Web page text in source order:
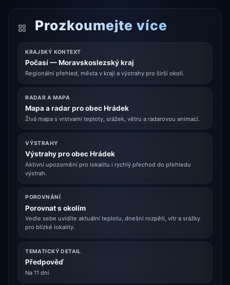
Prozkoumejte více
KRAJSKÝ KONTEXT
Počasí — Moravskoslezský kraj
Regionální přehled, města v kraji a výstrahy pro širší okolí.
RADAR A MAPA
Mapa a radar pro obec Hrádek
Živá mapa s vrstvami teploty, srážek, větru a radarovou animací.
VÝSTRAHY
Výstrahy pro obec Hrádek
Aktivní upozornění pro lokalitu i rychlý přechod do přehledu
výstrah.
POROVNÁNÍ
Porovnat s okolím
Vedle sebe uvidíte aktuální teplotu, dnešní rozpětí, vítr a srážky
pro blízké lokality.
TEMATICKÝ DETAIL
Předpověď
Na 11 dní